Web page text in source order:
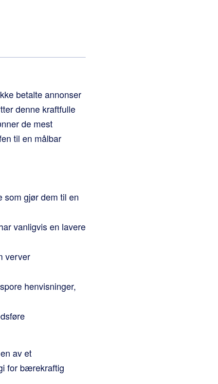
betalte annonser
denne kraftfulle
de mest
til en målbar
som gjør dem til en
vanligvis en lavere
verver
henvisninger,
av et
for bærekraftig